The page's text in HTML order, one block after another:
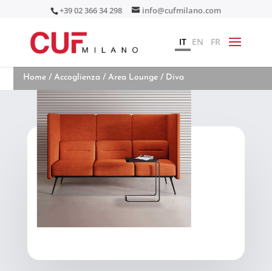
+39 02 366 34 298 info@cufmilano.com
IT EN FR
Home /Accoglienza /Area Lounge / Diva